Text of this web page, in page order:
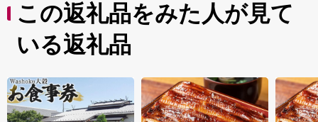
この返礼品をみた人が見て
いる返礼品